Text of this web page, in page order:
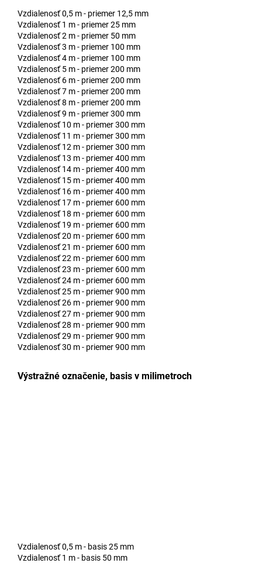
Vzdialenosť 0,5 m - priemer 12,5 mm
Vzdialenosť 1 m - priemer 25 mm
Vzdialenosť 2 m - priemer 50 mm
Vzdialenosť 3 m - priemer 100 mm
Vzdialenosť 4 m - priemer 100 mm
Vzdialenosť 5 m - priemer 200 mm
Vzdialenosť 6 m - priemer 200 mm
Vzdialenosť 7 m - priemer 200 mm
Vzdialenosť 8 m - priemer 200 mm
Vzdialenosť 9 m - priemer 300 mm
Vzdialenosť 10 m - priemer 300 mm
Vzdialenosť 11 m - priemer 300 mm
Vzdialenosť 12 m - priemer 300 mm
Vzdialenosť 13 m - priemer 400 mm
Vzdialenosť 14 m - priemer 400 mm
Vzdialenosť 15 m - priemer 400 mm
Vzdialenosť 16 m - priemer 400 mm
Vzdialenosť 17 m - priemer 600 mm
Vzdialenosť 18 m - priemer 600 mm
Vzdialenosť 19 m - priemer 600 mm
Vzdialenosť 20 m - priemer 600 mm
Vzdialenosť 21 m - priemer 600 mm
Vzdialenosť 22 m - priemer 600 mm
Vzdialenosť 23 m - priemer 600 mm
Vzdialenosť 24 m - priemer 600 mm
Vzdialenosť 25 m - priemer 900 mm
Vzdialenosť 26 m - priemer 900 mm
Vzdialenosť 27 m - priemer 900 mm
Vzdialenosť 28 m - priemer 900 mm
Vzdialenosť 29 m - priemer 900 mm
Vzdialenosť 30 m - priemer 900 mm
Výstražné označenie, basis v milimetroch
Vzdialenosť 0,5 m - basis 25 mm
Vzdialenosť 1 m - basis 50 mm